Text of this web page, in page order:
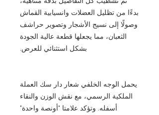
بدءًا من تظليل العضلات وانسيابية القماش
وصولًا إلى نسيج الأشجار وتصوير حراشف
الثعبان، مما يجعلها قطعة عالية الجودة
بشكل استثنائي للعرض.
يحمل الوجه الخلفي شعار دار سك العملة
الملكية الرسمي، مع نقش الوزن والنقاء
أسفله. وتؤكد علامتا "أونصة واحدة"